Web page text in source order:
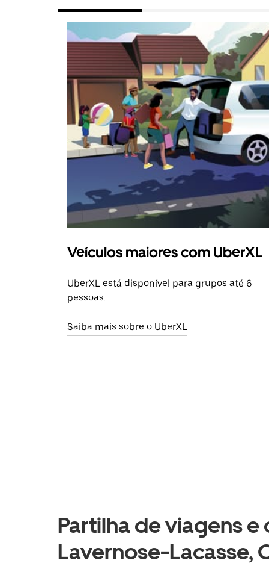
Veículos maiores com UberXL
UberXL está disponível para grupos até 6
pessoas.
Saiba mais sobre o UberXL
Partilha de viagens
Lavernose-Lacasse,